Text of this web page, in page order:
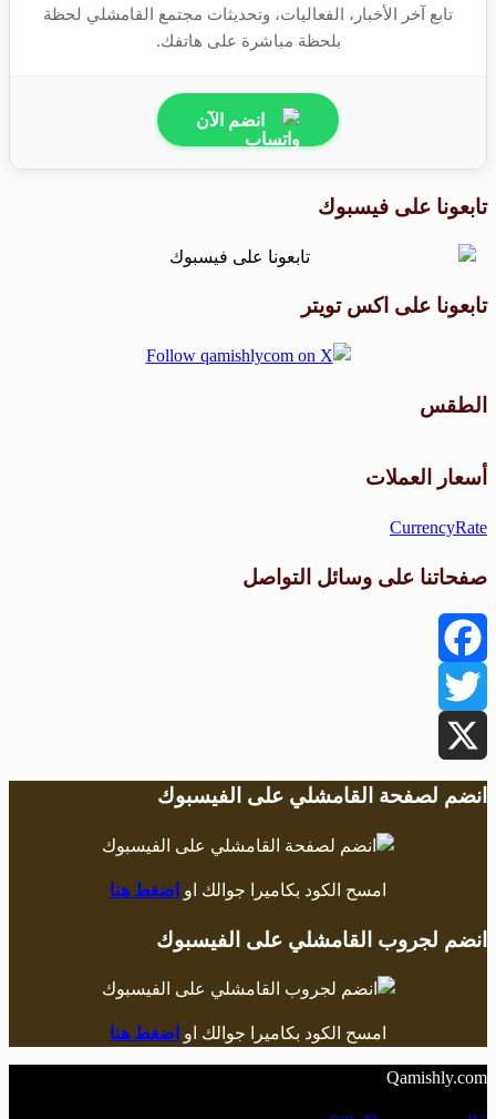
تابع آخر الأخبار، الفعاليات، وتحديثات مجتمع القامشلي لحظة
بلحظة مباشرة على هاتفك.
انضم الآن
تابعونا على فيسبوك
تابعونا على اكس تويتر
الطقس
أسعار العملات
CurrencyRate
صفحاتنا على وسائل التواصل
Facebook
Twitter
X
انضم لصفحة القامشلي على الفيسبوك
امسح الكود بكاميرا جوالك او اضغط هنا
انضم لجروب القامشلي على الفيسبوك
امسح الكود بكاميرا جوالك او اضغط هنا
Qamishly.com